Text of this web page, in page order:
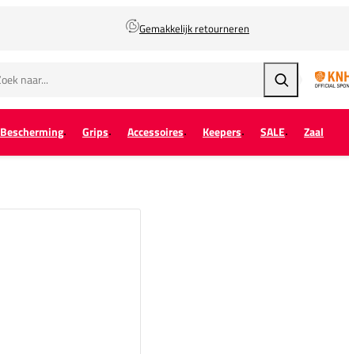
Gemakkelijk retourneren
Zoeken
Bescherming Grips Accessoires Keepers SALE Zaal